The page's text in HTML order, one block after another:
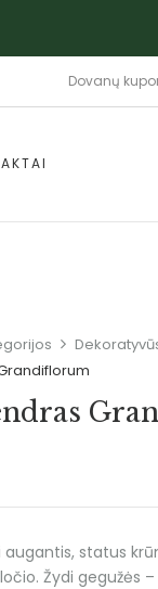
Dovanų
augantis, status
Žydi gegužės